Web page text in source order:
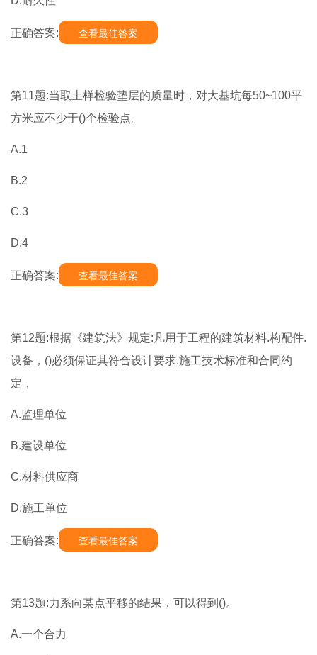
正确答案: 查看最佳答案
第11题:当取土样检验垫层的质量时，对大基坑每50~100平
方米应不少于()个检验点。
A.1
B.2
C.3
D.4
正确答案: 查看最佳答案
第12题:根据《建筑法》规定:凡用于工程的建筑材料.构配件.
设备，()必须保证其符合设计要求.施工技术标准和合同约
定，
A.监理单位
B.建设单位
C.材料供应商
D.施工单位
正确答案: 查看最佳答案
第13题:力系向某点平移的结果，可以得到()。
A.一个合力